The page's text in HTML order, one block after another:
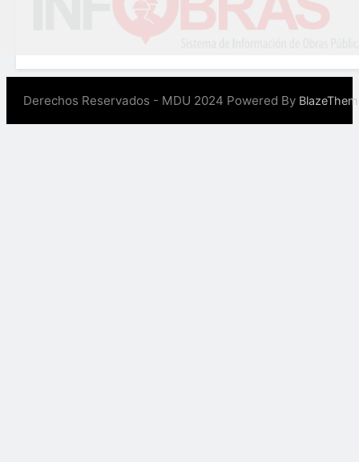
Derechos Reservados - MDU 2024 Powered By